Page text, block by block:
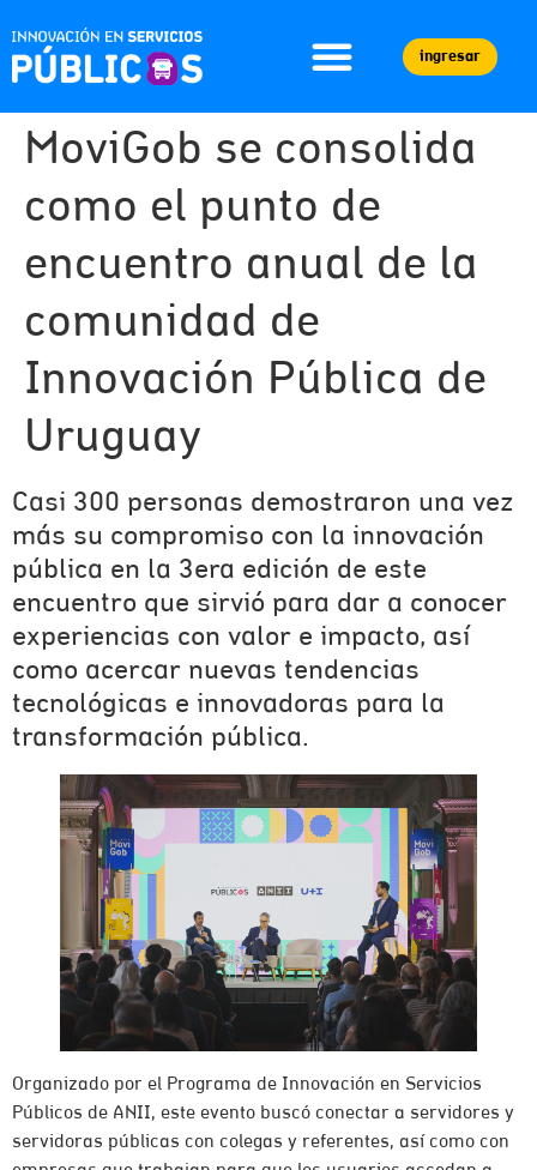
ingresar
MoviGob se consolida
como el punto de
encuentro anual de la
comunidad de
Innovación Pública de
Uruguay
Casi 300 personas demostraron una vez
más su compromiso con la innovación
pública en la 3era edición de este
encuentro que sirvió para dar a conocer
experiencias con valor e impacto, así
como acercar nuevas tendencias
tecnológicas e innovadoras para la
transformación pública.
Organizado por el Programa de Innovación en Servicios
Públicos de ANII, este evento buscó conectar a servidores y
servidoras públicas con colegas y referentes, así como con